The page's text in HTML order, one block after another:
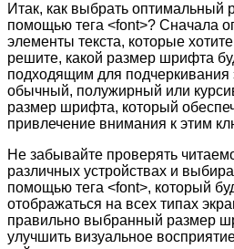
Итак, как выбрать оптимальный
помощью тега <font>? Сначала
элементы текста, которые
решите, какой размер шрифта
подходящим для
обычный, полужирный или
размер шрифта, который
привлечение внимания к этим
Не забывайте проверять
различных устройствах и
помощью тега <font>, который
отображаться на всех типах
правильно выбранный размер
улучшить визуальное